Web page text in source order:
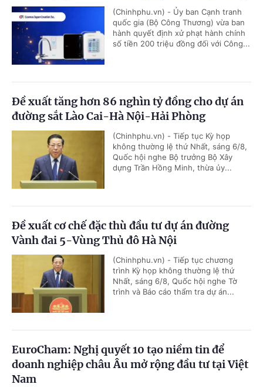
(Chinhphu.vn) - Ủy ban Cạnh tranh
quốc gia (Bộ Công Thương) vừa ban
hành quyết định xử phạt hành chính
số tiền 200 triệu đồng đối với Công...
Đề xuất tăng hơn 86 nghìn tỷ đồng cho dự án
đường sắt Lào Cai-Hà Nội-Hải Phòng
(Chinhphu.vn) - Tiếp tục Kỳ họp
không thường lệ thứ Nhất, sáng 6/8,
Quốc hội nghe Bộ trưởng Bộ Xây
dựng Trần Hồng Minh, thừa ủy...
Đề xuất cơ chế đặc thù đầu tư dự án đường
Vành đai 5-Vùng Thủ đô Hà Nội
(Chinhphu.vn) - Tiếp tục chương
trình Kỳ họp không thường lệ thứ
Nhất, sáng 6/8, Quốc hội nghe Tờ
trình và Báo cáo thẩm tra dự án...
EuroCham: Nghị quyết 10 tạo niềm tin để
doanh nghiệp châu Âu mở rộng đầu tư tại Việt
Nam